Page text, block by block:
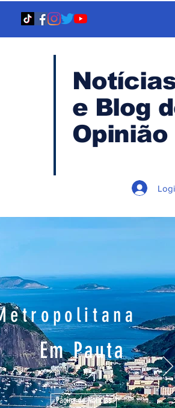
e Blog
Opinião
Em Pauta
Página de Notícias